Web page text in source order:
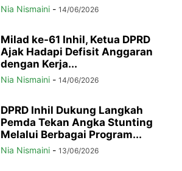
Nia Nismaini - 14/06/2026
Milad ke-61 Inhil, Ketua DPRD
Ajak Hadapi Defisit Anggaran
dengan Kerja...
Nia Nismaini - 14/06/2026
DPRD Inhil Dukung Langkah
Pemda Tekan Angka Stunting
Melalui Berbagai Program...
Nia Nismaini - 13/06/2026